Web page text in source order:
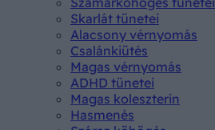
Skarlát tünetei
Alacsony vérnyomás
Csalánkiütés
Magas vérnyomás
ADHD tünetei
Magas koleszterin
Hasmenés